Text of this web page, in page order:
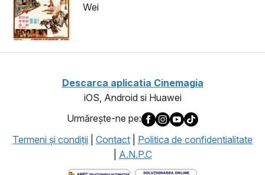
Wei
Descarca aplicatia Cinemagia
iOS, Android si Huawei
Urmăreşte-ne pe:
Termeni şi condiţii
Contact
Politica de confidentialitate
A.N.P.C